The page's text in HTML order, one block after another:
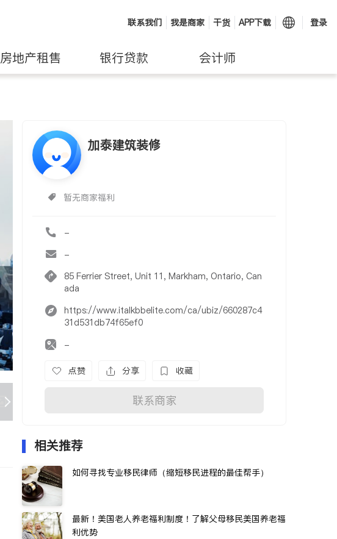
联系我们 我是商家 干货 APP下载 登录
房地产租售 银行贷款 会计师
加泰建筑装修
暂无商家福利
-
-
85 Ferrier Street, Unit 11, Markham, Ontario, Can
ada
https://www.italkbbelite.com/ca/ubiz/660287c4
31d531db74f65ef0
-
点赞 分享 收藏
联系商家
相关推荐
如何寻找专业移民律师（缩短移民进程的最佳帮手）
最新！美国老人养老福利制度！了解父母移民美国养老福
利优势